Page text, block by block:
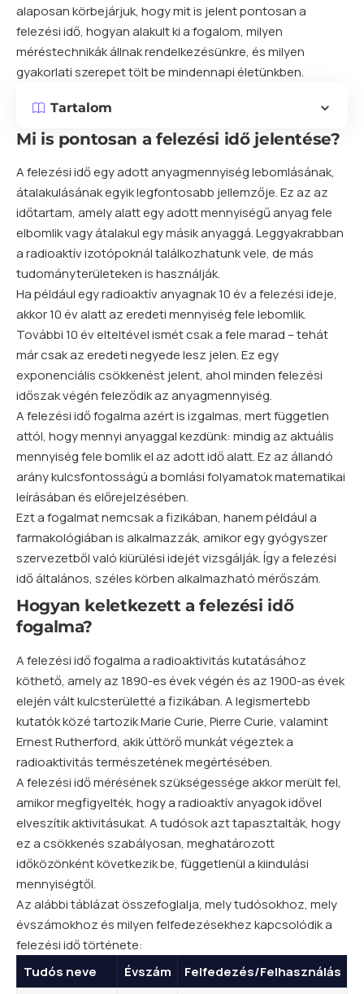
alaposan körbejárjuk, hogy mit is jelent pontosan a
felezési idő, hogyan alakult ki a fogalom, milyen
méréstechnikák állnak rendelkezésünkre, és milyen
gyakorlati szerepet tölt be mindennapi életünkben.
Tartalom
Mi is pontosan a felezési idő jelentése?
A felezési idő egy adott anyagmennyiség lebomlásának,
átalakulásának egyik legfontosabb jellemzője. Ez az az
időtartam, amely alatt egy adott mennyiségű anyag fele
elbomlik vagy átalakul egy másik anyaggá. Leggyakrabban
a radioaktív izotópoknál találkozhatunk vele, de más
tudományterületeken is használják.
Ha például egy radioaktív anyagnak 10 év a felezési ideje,
akkor 10 év alatt az eredeti mennyiség fele lebomlik.
További 10 év elteltével ismét csak a fele marad – tehát
már csak az eredeti negyede lesz jelen. Ez egy
exponenciális csökkenést jelent, ahol minden felezési
időszak végén feleződik az anyagmennyiség.
A felezési időfogalmaazért is izgalmas, mert független
attól, hogy mennyi anyaggal kezdünk: mindig az aktuális
mennyiség fele bomlik el az adott idő alatt. Ez az állandó
arány kulcsfontosságú a bomlási folyamatok matematikai
leírásában és előrejelzésében.
Ezt a fogalmat nemcsak a fizikában, hanem például a
farmakológiában is alkalmazzák, amikor egy gyógyszer
szervezetből való kiürülési idejét vizsgálják. Így a felezési
idő általános, széles körben alkalmazható mérőszám.
Hogyan keletkezett a felezési idő
fogalma?
A felezési idő fogalma a radioaktivitás kutatásához
köthető, amely az 1890-es évek végén és az 1900-as évek
elején vált kulcsterületté a fizikában. A legismertebb
kutatók közé tartozik Marie Curie, Pierre Curie, valamint
Ernest Rutherford, akik úttörő munkát végeztek a
radioaktivitás természetének megértésében.
A felezési idő mérésének szükségessége akkor merült fel,
amikor megfigyelték, hogy a radioaktív anyagok idővel
elveszítik aktivitásukat. A tudósok azt tapasztalták, hogy
ez a csökkenés szabályosan, meghatározott
időközönként következik be, függetlenül a kiindulási
mennyiségtől.
Az alábbi táblázat összefoglalja, mely tudósokhoz, mely
évszámokhoz és milyen felfedezésekhez kapcsolódik a
felezési idő története:
Tudós neve
Évszám
Felfedezés/Felhasználás